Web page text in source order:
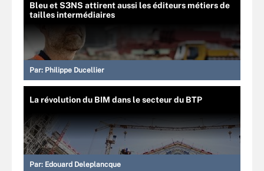
Bleu et S3NS attirent aussi les éditeurs métiers de
tailles intermédiaires
Par: Philippe Ducellier
La révolution du BIM dans le secteur du BTP
Par: Edouard Deleplancque